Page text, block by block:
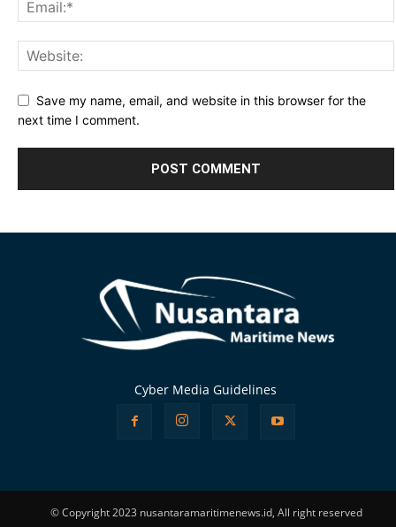
Save my name, email, and website in this browser for the
next time I comment.
Cyber Media Guidelines
© Copyright 2023 nusantaramaritimenews.id, All right reserved